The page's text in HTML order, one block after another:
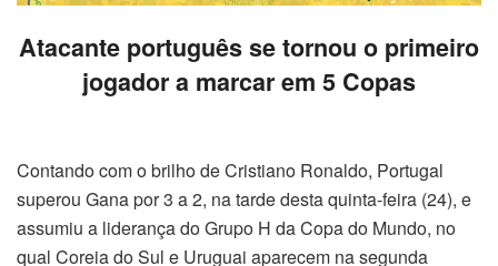
Atacante português se tornou o primeiro
jogador a marcar em 5 Copas
Contando com o brilho de Cristiano Ronaldo, Portugal
superou Gana por 3 a 2, na tarde desta quinta-feira (24), e
assumiu a liderança do Grupo H da Copa do Mundo, no
qual Coreia do Sul e Uruguai aparecem na segunda